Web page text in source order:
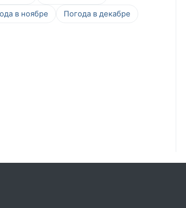
в ноябре Погода в декабре